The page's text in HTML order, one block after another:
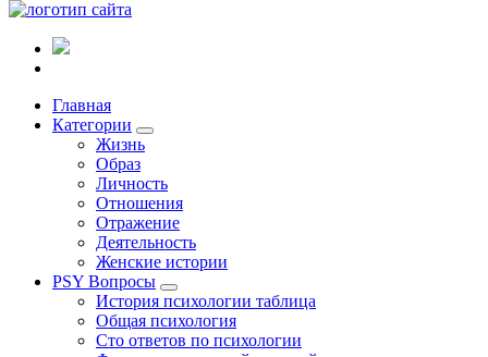
Все самое интересное, вдохновляющее и тайное внутри.
Главная
Категории
Жизнь
Образ
Личность
Отношения
Отражение
Деятельность
Женские истории
PSY Вопросы
История психологии таблица
Общая психология
Сто ответов по психологии